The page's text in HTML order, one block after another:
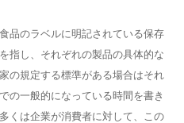
品のラベルに明記されている保存
指し、それぞれの製品の具体的な
の規定する標準がある場合はそれ
の一般的になっている時間を書き
くは企業が消費者に対して、この